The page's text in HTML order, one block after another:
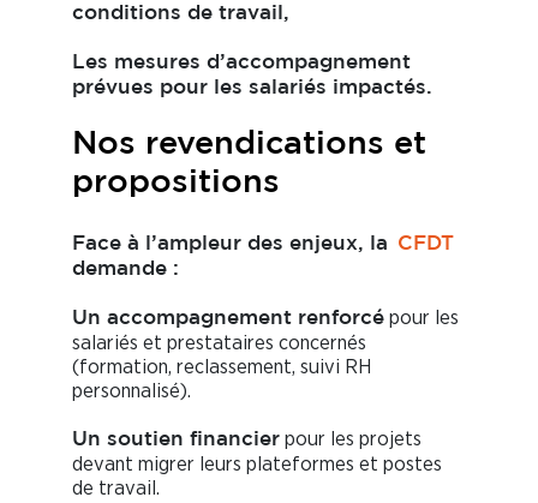
conditions de travail,
Les mesures d’accompagnement
prévues pour les salariés impactés.
Nos revendications et
propositions
Face à l’ampleur des enjeux, la
CFDT
demande :
Un accompagnement renforcé pour les
salariés et prestataires concernés
(formation, reclassement, suivi RH
personnalisé).
Un soutien financier pour les projets
devant migrer leurs plateformes et postes
de travail.